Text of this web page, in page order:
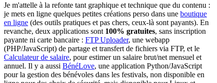
Je m'attelle à la refonte tant graphique et technique que du contenu :
je mets en ligne quelques petites créations perso dans une boutique
en ligne (des outils pratiques et pas chers, ceux-là sont payants). En
revanche, deux applications sont 100% gratuites, sans inscription
payante ni carte bancaire : FTP Uploader, une webapp
(PHP/JavaScript) de partage et transfert de fichiers via FTP, et le
Calculateur de salaire, pour estimer un salaire brut/net mensuel et
annuel. Il y a aussi BénéLove, une application Python/JavaScript
pour la gestion des bénévoles dans les festivals, non disponible en